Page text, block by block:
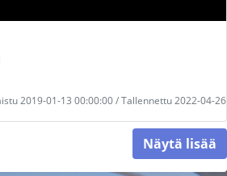
2019-01-13 00:00:00 / Tallennettu 2022-04-26
Näytä lisää